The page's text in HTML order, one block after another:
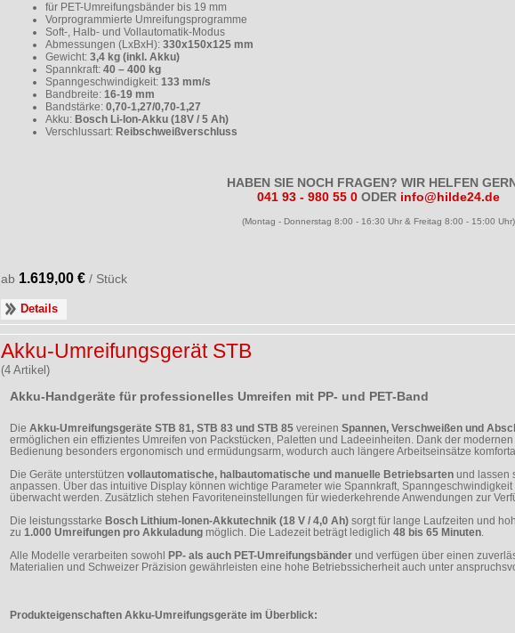
für PET-Umreifungsbänder bis 19 mm
Vorprogrammierte Umreifungsprogramme
Soft-, Halb- und Vollautomatik-Modus
Abmessungen (LxBxH): 330x150x125 mm
Gewicht: 3,4 kg (inkl. Akku)
Spannkraft: 40 – 400 kg
Spanngeschwindigkeit: 133 mm/s
Bandbreite: 16-19 mm
Bandstärke: 0,70-1,27/0,70-1,27
Akku: Bosch Li-Ion-Akku (18V / 5 Ah)
Verschlussart: Reibschweißverschluss
HABEN SIE NOCH FRAGEN? WIR HELFEN
041 93 - 980 55 0 ODER info@hilde24.de
(Montag - Donnerstag 8:00 - 16:30 Uhr & Freitag 8:00 - 15:00 Uhr)
ab 1.619,00 € / Stück
Details
Akku-Umreifungsgerät STB
(4 Artikel)
Akku-Handgeräte für professionelles Umreifen mit PP- und PET-Band
Die Akku-Umreifungsgeräte STB 81, STB 83 und STB 85 vereinen Spannen, Verschweißen und
ermöglichen ein effizientes Umreifen von Packstücken, Paletten und Ladeeinheiten. Dank der modernen
Bedienung besonders ergonomisch und ermüdungsarm, wodurch auch längere Arbeitseinsätze
Die Geräte unterstützen vollautomatische, halbautomatische und manuelle Betriebsarten und lassen
anpassen. Über das intuitive Display können wichtige Parameter wie Spannkraft,
überwacht werden. Zusätzlich stehen Favoriteneinstellungen für wiederkehrende Anwendungen zur
Die leistungsstarke Bosch Lithium-Ionen-Akkutechnik (18 V / 4,0 Ah) sorgt für lange Laufzeiten und
zu 1.000 Umreifungen pro Akkuladung möglich. Die Ladezeit beträgt lediglich 48 bis 65 Minuten
Alle Modelle verarbeiten sowohl PP- als auch PET-Umreifungsbänder und verfügen über einen
Materialien und Schweizer Präzision gewährleisten eine hohe Betriebssicherheit auch unter
Produkteigenschaften Akku-Umreifungsgeräte im Überblick: